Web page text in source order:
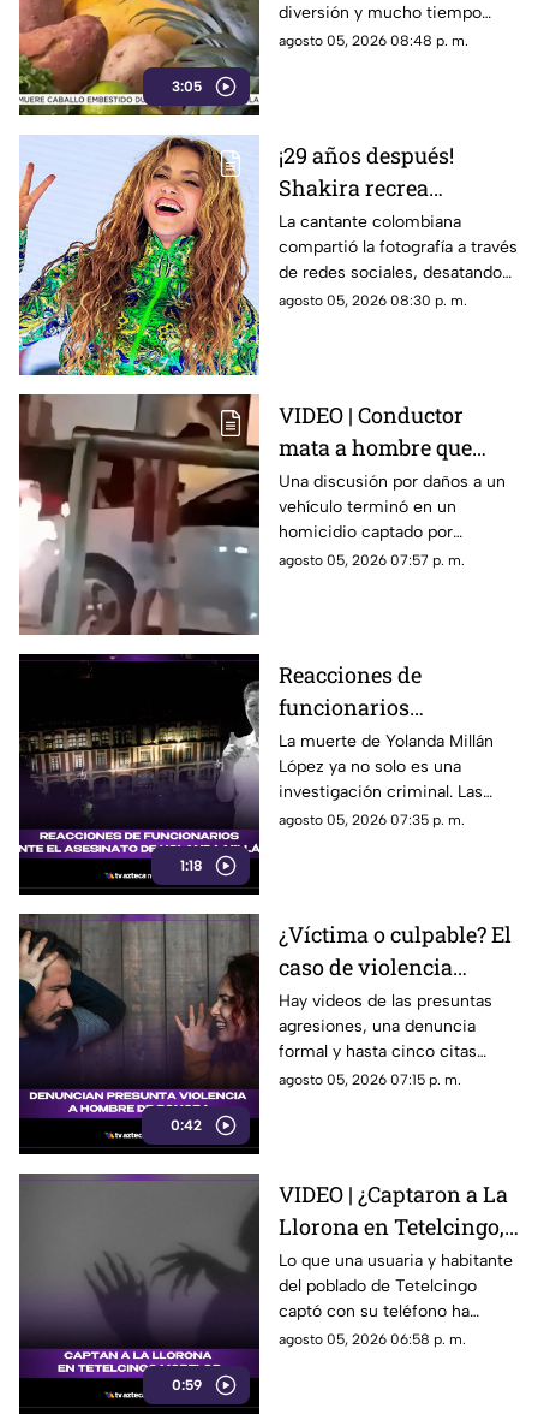
3:05
diversión y mucho tiempo
libre.
agosto 05, 2026 08:48 p. m.
¡29 años después!
Shakira recrea
ICÓNICO meme; esta es
la historia de la
fotografía
La cantante colombiana
compartió la fotografía a través
de redes sociales, desatando
cientos de comentarios.
agosto 05, 2026 08:30 p. m.
VIDEO | Conductor
mata a hombre que
rompió su espejo
retrovisor
Una discusión por daños a un
vehículo terminó en un
homicidio captado por
testigos.
agosto 05, 2026 07:57 p. m.
1:18
Reacciones de
funcionarios
Morelenses ante el
asesinato de Yolanda
Millán, ayudante
municipal de
La muerte de Yolanda Millán
López ya no solo es una
investigación criminal. Las
reacciones continúan
fuertes. ¿Qué dijeron las
autoridades y qué sigue en el
caso?
agosto 05, 2026 07:35 p. m.
0:42
¿Víctima o culpable? El
caso de violencia
contra los hombres en
Sonora que está
generando
conversación en redes
Hay videos de las presuntas
agresiones, una denuncia
formal y hasta cinco citas
psicológicas canceladas; aun
agosto 05, 2026 07:15 p. m.
0:59
VIDEO | ¿Captaron a La
Llorona en Tetelcingo,
Morelos? Misteriosa
figura y lamentos en
Tetelcingo, Morelos,
estremecen las redes
Lo que una usuaria y habitante
del poblado de Tetelcingo
captó con su teléfono ha
dejado a muchos morelenses
agosto 05, 2026 06:58 p. m.